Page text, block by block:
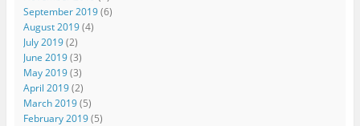
September 2019(6)
August 2019(4)
July 2019(2)
June 2019(3)
May 2019(3)
April 2019(2)
March 2019(5)
February 2019(5)